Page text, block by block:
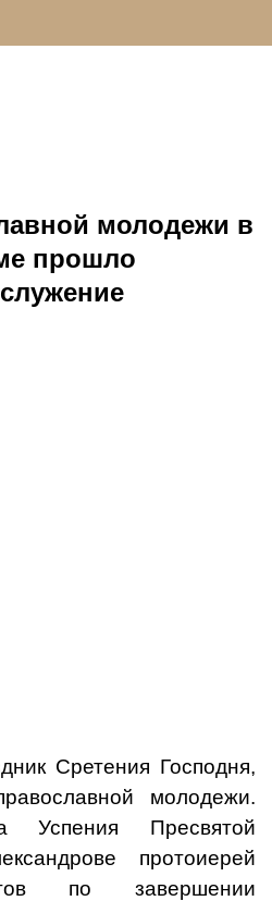
молодежи в
прошло
Сретения Господня,
молодежи.
Успения Пресвятой
протоиерей
по завершении